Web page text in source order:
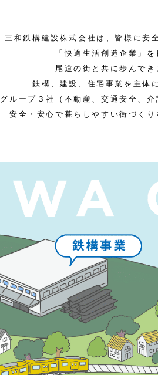
三和鉄構建設株式会社は、皆様に安
「快適生活創造企業」を
尾道の街と共に歩んでき
鉄構、建設、住宅事業を主体
グループ３社（不動産、交通安全、介
安全・安心で暮らしやすい街づくり